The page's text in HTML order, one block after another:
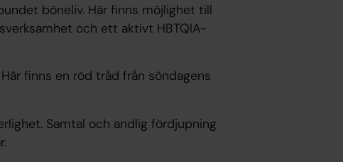
böneliv. Här finns möjlighet till
och ett aktivt HBTQIA-
finns en röd tråd från söndagens
Samtal och andlig fördjupning